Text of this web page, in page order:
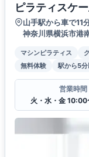
ピラティスケ
山手駅から車で11
神奈川県横浜市港
マシンピラティス
無料体験
駅から5
営業時間
火・水・金